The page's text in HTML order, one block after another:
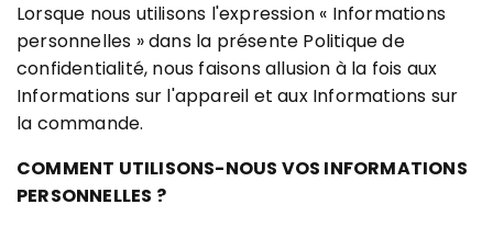
Lorsque nous utilisons l'expression « Informations
personnelles » dans la présente Politique de
confidentialité, nous faisons allusion à la fois aux
Informations sur l'appareil et aux Informations sur
la commande.
COMMENT UTILISONS-NOUS VOS INFORMATIONS
PERSONNELLES ?